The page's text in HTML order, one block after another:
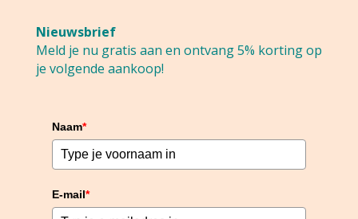
Nieuwsbrief
Meld je nu gratis aan en ontvang 5% korting op
je volgende aankoop!
Naam*
E-mail*